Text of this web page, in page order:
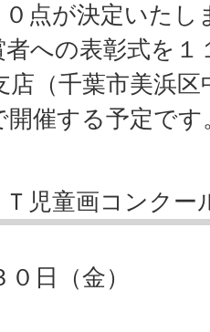
点が決定いたし
への表彰式を１
店（千葉市美浜
開催する予定です
児童画コンクー
日（金）